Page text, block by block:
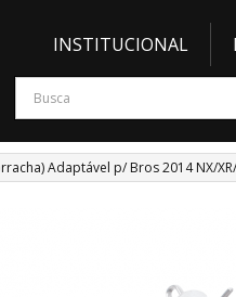
INSTITUCIONAL
Adaptável p/ Bros 2014 NX/